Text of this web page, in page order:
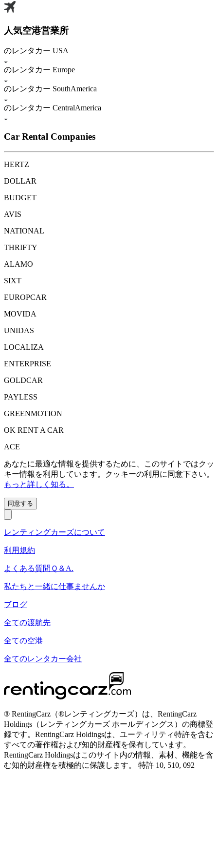
人気空港営業所
のレンタカー USA
のレンタカー Europe
のレンタカー SouthAmerica
のレンタカー CentralAmerica
Car Rental Companies
HERTZ
DOLLAR
BUDGET
AVIS
NATIONAL
THRIFTY
ALAMO
SIXT
EUROPCAR
MOVIDA
UNIDAS
LOCALIZA
ENTERPRISE
GOLDCAR
PAYLESS
GREENMOTION
OK RENT A CAR
ACE
あなたに最適な情報を提供するために、このサイトではクッ
キー情報を利用しています。クッキーの利用に同意下さい。
もっと詳しく知る。
同意する
レンティングカーズについて
利用規約
よくある質問Ｑ＆A.
私たちと一緒に仕事ませんか
ブログ
全ての渡航先
全ての空港
全てのレンタカー会社
® RentingCarz（®レンティングカーズ）は、RentingCarz
Holdings（レンティングカーズ ホールディングス）の商標登
録です。RentingCarz Holdingsは、ユーティリティ特許を含む
すべての著作権および知的財産権を保有しています。
RentingCarz Holdingsはこのサイト内の情報、素材、機能を含
む知的財産権を積極的に保護します。 特許 10, 510, 092